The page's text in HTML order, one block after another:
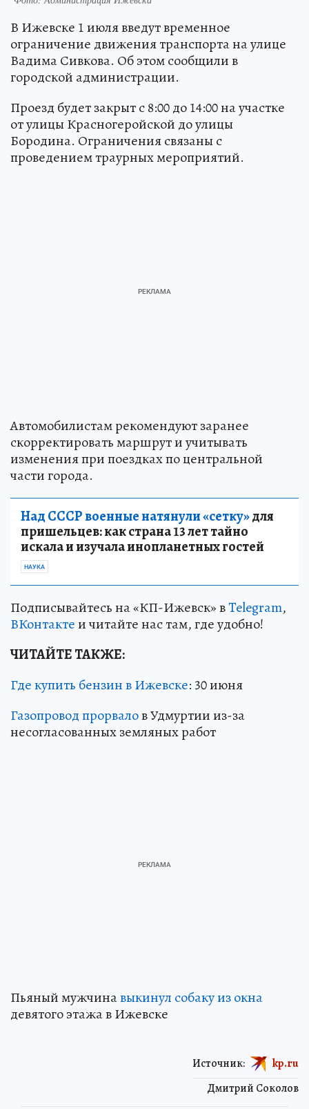
В Ижевске 1 июля введут временное
ограничение движения транспорта на улице
Вадима Сивкова. Об этом сообщили в
городской администрации.
Проезд будет закрыт с 8:00 до 14:00 на участке
от улицы Красногеройской до улицы
Бородина. Ограничения связаны с
проведением траурных мероприятий.
Автомобилистам рекомендуют заранее
скорректировать маршрут и учитывать
изменения при поездках по центральной
части города.
Над СССР военные натянули «сетку»для
пришельцев: как страна 13 лет тайно
искала и изучала инопланетных гостей
НАУКА
Подписывайтесь на «КП-Ижевск» вTelegram,
ВКонтактеи читайте нас там, где удобно!
ЧИТАЙТЕ ТАКЖЕ:
Где купить бензин в Ижевске: 30 июня
Газопровод прорвалов Удмуртии из-за
несогласованных земляных работ
Пьяный мужчинавыкинул собаку из окна
девятого этажа в Ижевске
Дмитрий Соколов
Источник: kp.ru